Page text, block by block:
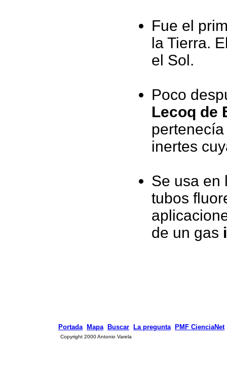
Fue el
la Tierra.
el Sol.
Poco
Lecoq de
inertes
Se usa en
tubos
de un gas
Portada Mapa Buscar La pregunta PMF CienciaNet
Copyright 2000 Antonio Varela